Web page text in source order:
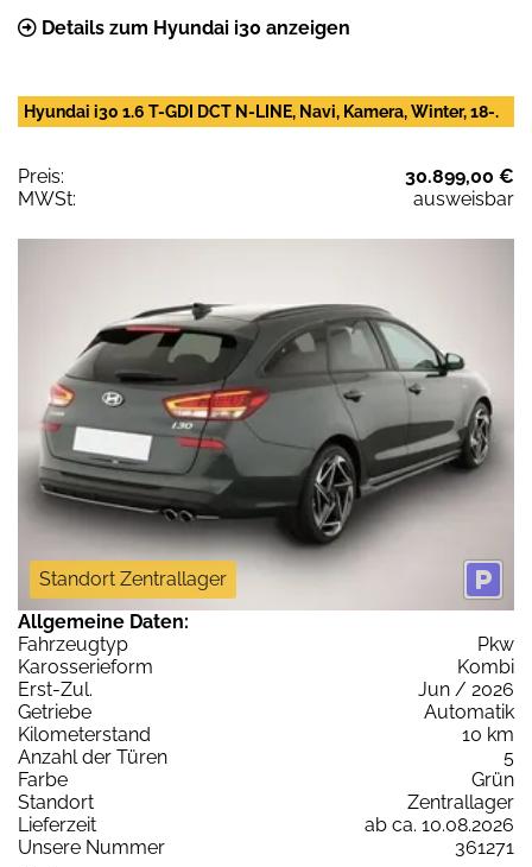
Details zum Hyundai i30 anzeigen
Hyundai i30 1.6 T-GDI DCT N-LINE, Navi, Kamera, Winter, 18-.
Preis:
30.899,00 €
MWSt:
ausweisbar
Standort Zentrallager
Allgemeine Daten:
Fahrzeugtyp
Pkw
Karosserieform
Kombi
Erst-Zul.
Jun / 2026
Getriebe
Automatik
Kilometerstand
10 km
Anzahl der Türen
5
Farbe
Grün
Standort
Zentrallager
Lieferzeit
ab ca. 10.08.2026
Unsere Nummer
361271